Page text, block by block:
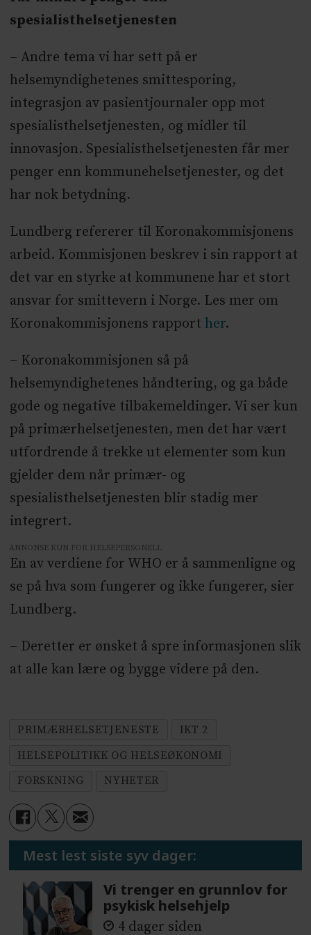
spesialisthelsetjenesten
– Andre tema vi har sett på er
helsemyndighetenes smittesporing,
integrasjon av pasientjournaler opp mot
spesialisthelsetjenesten, og midler til
innovasjon. Spesialisthelsetjenesten får mer
penger enn kommunehelsetjenester, og det
har nok betydning.
Lundberg refererer til Koronakommisjonens
arbeid. Kommisjonen beskrev i sin rapport at
det var en styrke at kommunene har et stort
ansvar for smittevern i Norge. Les mer om
Koronakommisjonens rapport her.
– Koronakommisjonen så på
helsemyndighetenes håndtering, og ga både
gode og negative tilbakemeldinger. Vi ser kun
på primærhelsetjenesten, men det har vært
utfordrende å trekke ut elementer som kun
gjelder dem når primær- og
spesialisthelsetjenesten blir stadig mer
integrert.
ANNONSE KUN FOR HELSEPERSONELL
En av verdiene for WHO er å sammenligne og
se på hva som fungerer og ikke fungerer, sier
Lundberg.
– Deretter er ønsket å spre informasjonen slik
at alle kan lære og bygge videre på den.
PRIMÆRHELSETJENESTE
IKT 2
HELSEPOLITIKK OG HELSEØKONOMI
FORSKNING
NYHETER
Mest lest siste syv dager:
Vi trenger en grunnlov for
psykisk helsehjelp
4 dager siden